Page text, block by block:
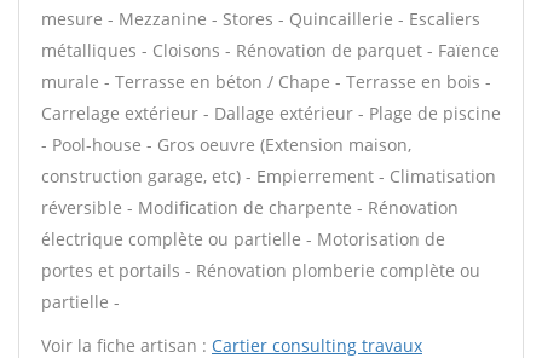
mesure - Mezzanine - Stores - Quincaillerie - Escaliers
métalliques - Cloisons - Rénovation de parquet - Faïence
murale - Terrasse en béton / Chape - Terrasse en bois -
Carrelage extérieur - Dallage extérieur - Plage de piscine
- Pool-house - Gros oeuvre (Extension maison,
construction garage, etc) - Empierrement - Climatisation
réversible - Modification de charpente - Rénovation
électrique complète ou partielle - Motorisation de
portes et portails - Rénovation plomberie complète ou
partielle -
Voir la fiche artisan : Cartier consulting travaux